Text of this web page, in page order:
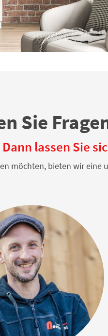
Sie
Dann lassen Sie
möchten, bieten wir